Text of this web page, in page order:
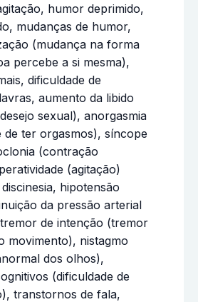
humor deprimido,
mudanças de humor,
(mudança na forma
percebe a si mesma),
dificuldade de
aumento da libido
sexual), anorgasmia
de ter orgasmos), síncope
(contração
(agitação)
hipotensão
da pressão arterial
de intenção (tremor
movimento), nistagmo
dos olhos),
(dificuldade de
transtornos de fala,